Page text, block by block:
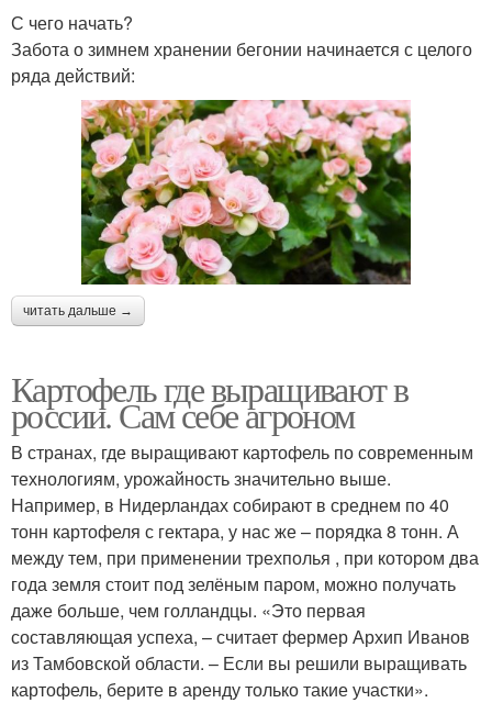
С чего начать?
Забота о зимнем хранении бегонии начинается с целого
ряда действий:
читать дальше →
Картофель где выращивают в
россии. Сам себе агроном
В странах, где выращивают картофель по современным
технологиям, урожайность значительно выше.
Например, в Нидерландах собирают в среднем по 40
тонн картофеля с гектара, у нас же – порядка 8 тонн. А
между тем, при применении трехполья , при котором два
года земля стоит под зелёным паром, можно получать
даже больше, чем голландцы. «Это первая
составляющая успеха, – считает фермер Архип Иванов
из Тамбовской области. – Если вы решили выращивать
картофель, берите в аренду только такие участки».